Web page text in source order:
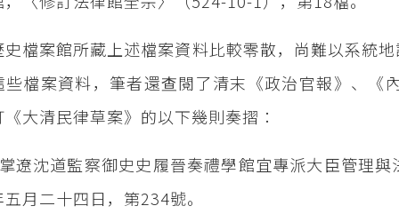
史檔案館所藏上述檔案資料比較零散，尚難以系統
些檔案資料，筆者還查閱了清末《政治官報》、《
大清民律草案》的以下幾則奏摺：
遼沈道監察御史史履晉奏禮學館宜專派大臣管理
月二十四日，第234號。